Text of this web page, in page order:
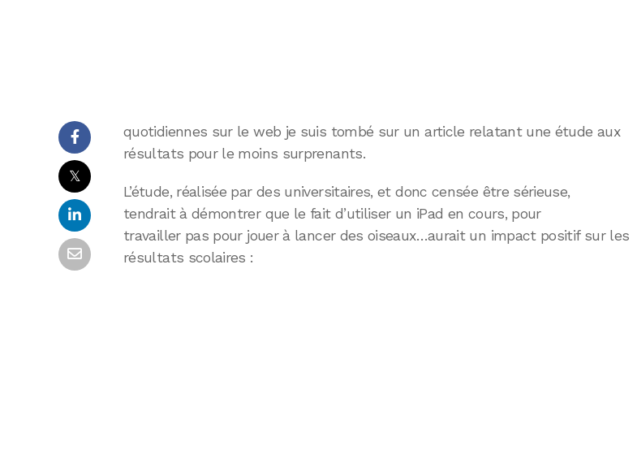
𝕏
quotidiennes sur le web je suis tombé sur un article relatant une étude aux
résultats pour le moins surprenants.
L’étude, réalisée par des universitaires, et donc censée être sérieuse,
tendrait à démontrer que le fait d’utiliser un iPad en cours, pour
travailler pas pour jouer à lancer des oiseaux…aurait un impact positif sur les
résultats scolaires :